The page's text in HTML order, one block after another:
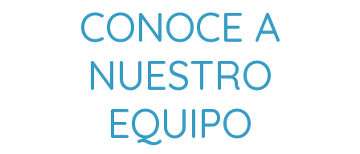
CONOCE A
NUESTRO
EQUIPO